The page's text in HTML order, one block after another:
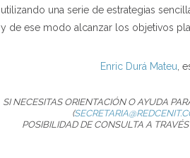
utilizando una serie de estrategias
y de ese modo alcanzar los objetivos
Enric Durá Mateu ,
SI NECESITAS ORIENTACIÓN O AYUDA
(
POSIBILIDAD DE CONSULTA A